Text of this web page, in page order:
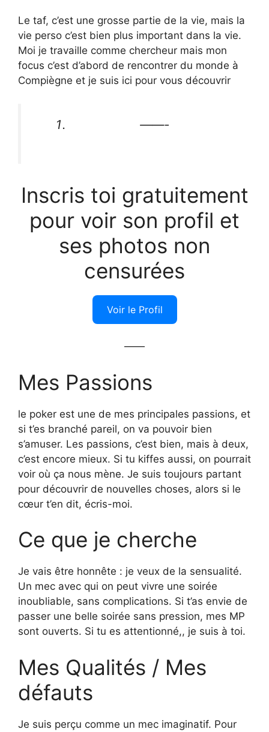
Le taf, c’est une grosse partie de la vie, mais la
vie perso c’est bien plus important dans la vie.
Moi je travaille comme chercheur mais mon
focus c’est d’abord de rencontrer du monde à
Compiègne et je suis ici pour vous découvrir
——-
Inscris toi gratuitement
pour voir son profil et
ses photos non
censurées
Voir le Profil
——
Mes Passions
le poker est une de mes principales passions, et
si t’es branché pareil, on va pouvoir bien
s’amuser. Les passions, c’est bien, mais à deux,
c’est encore mieux. Si tu kiffes aussi, on pourrait
voir où ça nous mène. Je suis toujours partant
pour découvrir de nouvelles choses, alors si le
cœur t’en dit, écris-moi.
Ce que je cherche
Je vais être honnête : je veux de la sensualité.
Un mec avec qui on peut vivre une soirée
inoubliable, sans complications. Si t’as envie de
passer une belle soirée sans pression, mes MP
sont ouverts. Si tu es attentionné,, je suis à toi.
Mes Qualités / Mes
défauts
Je suis perçu comme un mec imaginatif. Pour